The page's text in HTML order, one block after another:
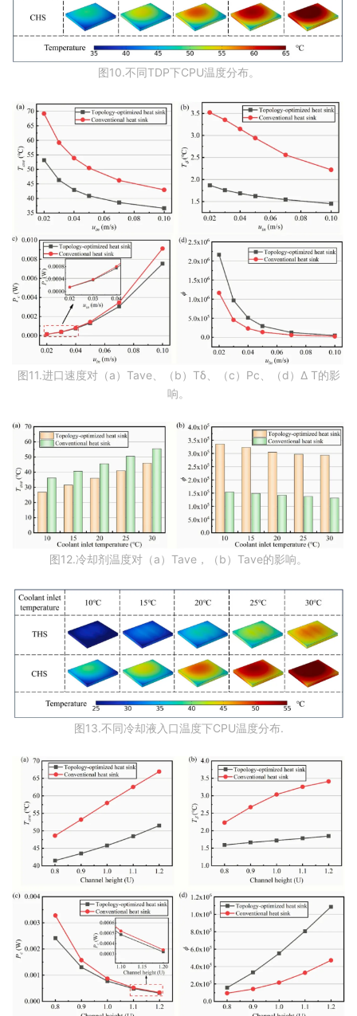
图10.不同TDP下CPU温度分布。
图11.进口速度对（a）Tave、（b）Tδ、（c）Pc、（d）Δ T的影
响。
图12.冷却剂温度对（a）Tave，（b）Tave的影响。
图13.不同冷却液入口温度下CPU温度分布.